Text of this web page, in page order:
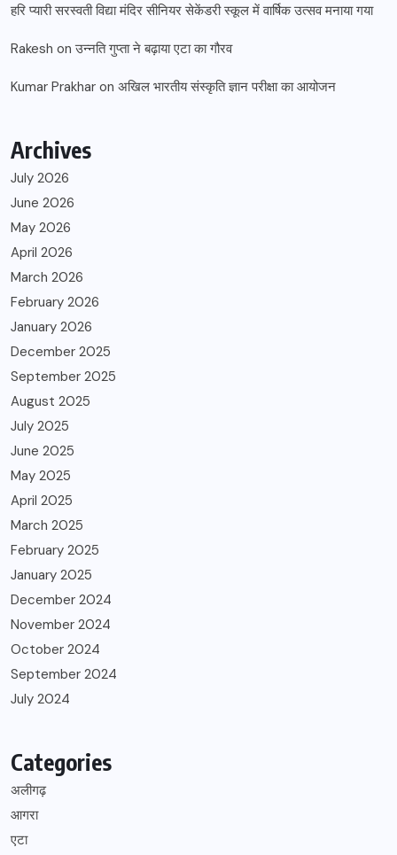
हरि प्यारी सरस्वती विद्या मंदिर सीनियर सेकेंडरी स्कूल में वार्षिक उत्सव मनाया गया
Rakesh onउन्नति गुप्ता ने बढ़ाया एटा का गौरव
Kumar Prakhar on अखिल भारतीय संस्कृति ज्ञान परीक्षा का आयोजन
Archives
July 2026
June 2026
May 2026
April 2026
March 2026
February 2026
January 2026
December 2025
September 2025
August 2025
July 2025
June 2025
May 2025
April 2025
March 2025
February 2025
January 2025
December 2024
November 2024
October 2024
September 2024
July 2024
Categories
अलीगढ़
आगरा
एटा